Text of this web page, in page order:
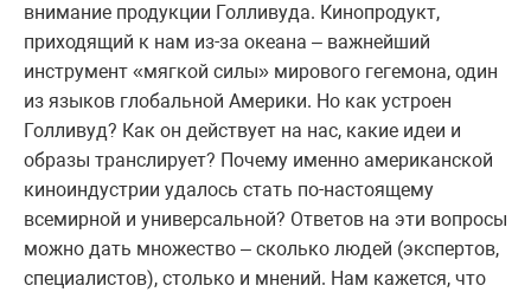
внимание продукции Голливуда. Кинопродукт,
приходящий к нам из-за океана – важнейший
инструмент «мягкой силы» мирового гегемона, один
из языков глобальной Америки. Но как устроен
Голливуд? Как он действует на нас, какие идеи и
образы транслирует? Почему именно американской
киноиндустрии удалось стать по-настоящему
всемирной и универсальной? Ответов на эти вопросы
можно дать множество – сколько людей (экспертов,
специалистов), столько и мнений. Нам кажется, что